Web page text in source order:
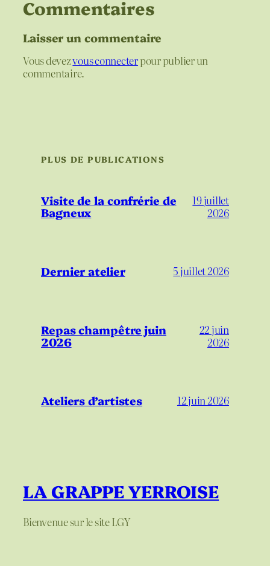
Commentaires
Laisser un commentaire
Vous devezvous connecterpour publier un
commentaire.
PLUS DE PUBLICATIONS
Visite de la confrérie de
Bagneux
19 juillet
2026
Dernier atelier 5 juillet 2026
Repas champêtre juin
2026
22 juin
2026
Ateliers d’artistes 12 juin 2026
LA GRAPPE YERROISE
Bienvenue sur le site LGY